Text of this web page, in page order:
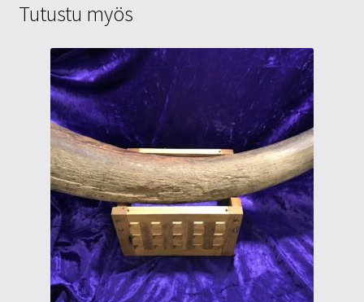
Tutustu myös